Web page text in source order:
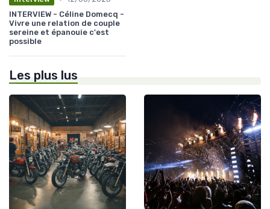
INTERVIEW - Céline Domecq -
Vivre une relation de couple
sereine et épanouie c'est
possible
Les plus lus